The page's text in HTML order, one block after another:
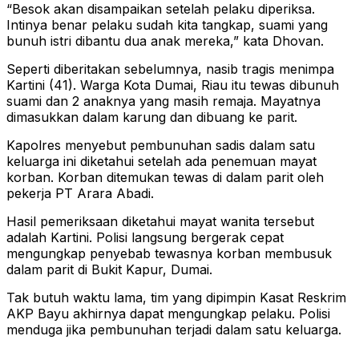
“Besok akan disampaikan setelah pelaku diperiksa.
Intinya benar pelaku sudah kita tangkap, suami yang
bunuh istri dibantu dua anak mereka,” kata Dhovan.
Seperti diberitakan sebelumnya, nasib tragis menimpa
Kartini (41). Warga Kota Dumai, Riau itu tewas dibunuh
suami dan 2 anaknya yang masih remaja. Mayatnya
dimasukkan dalam karung dan dibuang ke parit.
Kapolres menyebut pembunuhan sadis dalam satu
keluarga ini diketahui setelah ada penemuan mayat
korban. Korban ditemukan tewas di dalam parit oleh
pekerja PT Arara Abadi.
Hasil pemeriksaan diketahui mayat wanita tersebut
adalah Kartini. Polisi langsung bergerak cepat
mengungkap penyebab tewasnya korban membusuk
dalam parit di Bukit Kapur, Dumai.
Tak butuh waktu lama, tim yang dipimpin Kasat Reskrim
AKP Bayu akhirnya dapat mengungkap pelaku. Polisi
menduga jika pembunuhan terjadi dalam satu keluarga.